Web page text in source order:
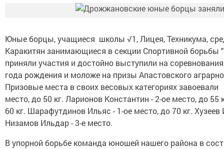
Юные борцы, учащиеся школы √1, Лицея, Техникума,
Каракитян занимающиеся в секции Спортивной борьбы
приняли участия и достойно выступили на
года рождения и моложе на призы Апастовского
Призовые места в своих весовых категориях
место, до 50 кг. Ларионов Константин - 2-ое место, до
60 кг. Шарафутдинов Ильяс - 1-ое место, до 70 кг. Хузеев
Низамов Ильдар - 3-е место.
В упорной борьбе команда юношей нашего района в